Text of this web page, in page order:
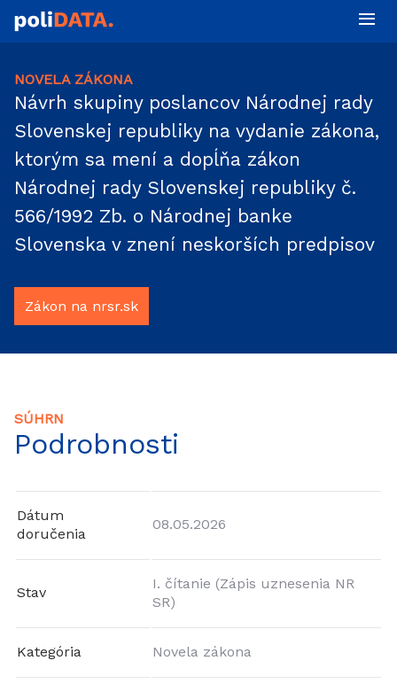
NOVELA ZÁKONA
Návrh skupiny poslancov Národnej rady
Slovenskej republiky na vydanie zákona,
ktorým sa mení a dopĺňa zákon
Národnej rady Slovenskej republiky č.
566/1992 Zb. o Národnej banke
Slovenska v znení neskorších predpisov
Zákon na nrsr.sk
SÚHRN
Podrobnosti
Dátum
doručenia
08.05.2026
Stav
I. čítanie (Zápis uznesenia NR
SR)
Kategória Novela zákona